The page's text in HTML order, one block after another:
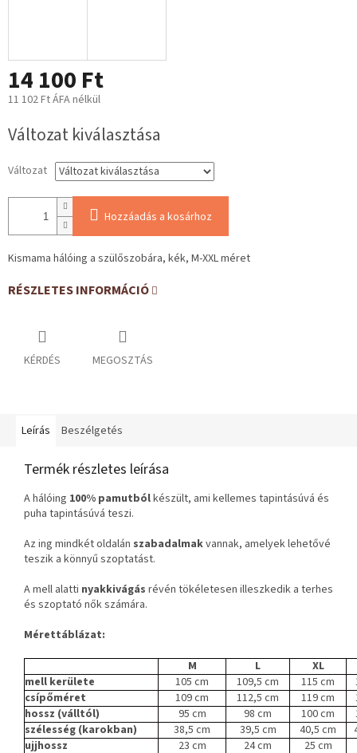
14 100 Ft
11 102 Ft ÁFA nélkül
Változat kiválasztása
Változat
Hozzáadás a kosárhoz
Kismama hálóing a szülőszobára, kék, M-XXL méret
RÉSZLETES INFORMÁCIÓ
KÉRDÉS MEGOSZTÁS
Leírás Beszélgetés
Termék részletes leírása
A hálóing 100% pamutbólkészült, ami kellemes tapintásúvá és
puha tapintásúvá teszi.
Az ing mindkét oldalán szabadalmakvannak, amelyek lehetővé
teszik a könnyű szoptatást.
A mell alatti nyakkivágás révén tökéletesen illeszkedik a terhes
és szoptató nők számára.
Mérettáblázat:
M
L
XL
mell kerülete
105 cm 109,5 cm 115 cm
csípőméret
109 cm 112,5 cm 119 cm
hossz (válltól)
95 cm 98 cm 100 cm
szélesség (karokban)
38,5 cm 39,5 cm 40,5 cm
ujjhossz
23 cm 24 cm
25 cm